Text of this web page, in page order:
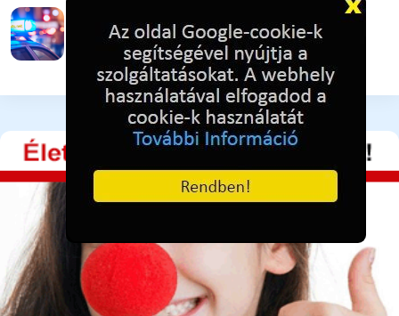
hőségben is!
3 napja ezelőtt 34